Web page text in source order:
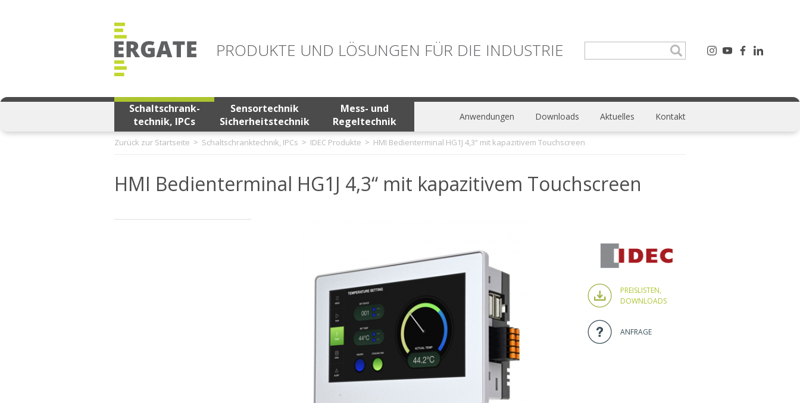
PRODUKTE UND LÖSUNGEN FÜR DIE INDUSTRIE
Schaltschrank-
technik, IPCs
Sensortechnik
Sicherheitstechnik
Mess- und
Regeltechnik
Anwendungen Downloads Aktuelles Kontakt
Zurück zur Startseite Schaltschranktechnik, IPCs IDEC Produkte HMI Bedienterminal HG1J 4,3“ mit kapazitivem Touchscreen
HMI Bedienterminal HG1J 4,3“ mit kapazitivem Touchscreen
PREISLISTEN,
DOWNLOADS
ANFRAGE